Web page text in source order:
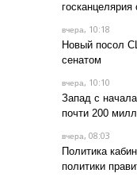
вчера, 10:18
Новый посол
сенатом
вчера, 10:10
Запад с
почти 200
вчера, 08:03
Политика
политики